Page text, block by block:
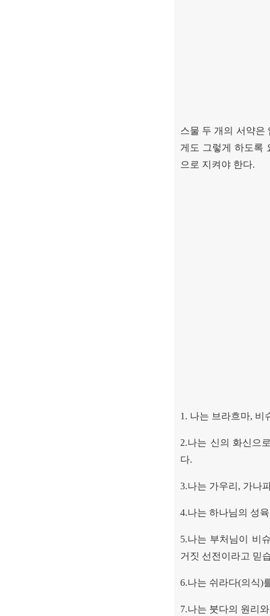
스물 두 개의 서약은
게도 그렇게 하도록
으로 지켜야 한다.
1. 나는 브라흐마, 비
2.나는 신의 화신으
다.
3.나는 가우리 , 가나
4.나는 하나님의 성
5.나는 부처님이 비
거짓 선전이라고 믿
6.나는 쉬라다(의식)
7.나는 붓다의 원리